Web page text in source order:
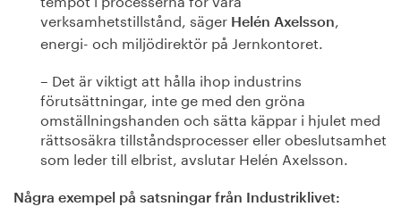
verksamhetstillstånd, säger Helén Axelsson,
energi- och miljödirektör på Jernkontoret.
– Det är viktigt att hålla ihop industrins
förutsättningar, inte ge med den gröna
omställningshanden och sätta käppar i hjulet med
rättsosäkra tillståndsprocesser eller obeslutsamhet
som leder till elbrist, avslutar Helén Axelsson.
Några exempel på satsningar från Industriklivet: